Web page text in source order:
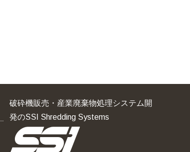
破砕機販売・産業廃棄物処理システム開
発のSSI Shredding Systems